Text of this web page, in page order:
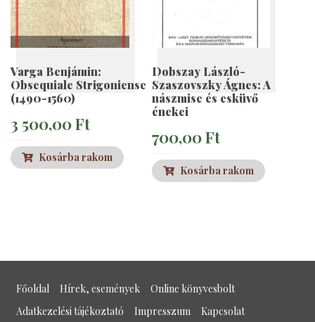
Varga Benjámin:
Obsequiale Strigoniense
(1490-1560)
3 500,00Ft
Kosárba rakom
Dobszay László-
Szaszovszky Ágnes: A
nászmise és esküvő
énekei
700,00Ft
Kosárba rakom
Főoldal Hírek, események
Online könyvesbolt
Adatkezelési tájékoztató
Impresszum Kapcsolat